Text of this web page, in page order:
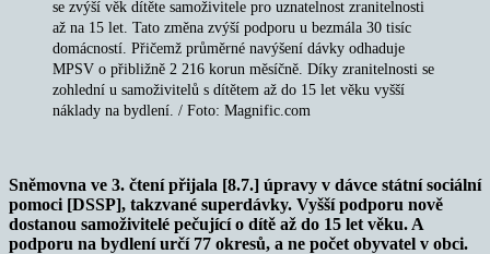
se zvýší věk dítěte samoživitele pro uznatelnost zranitelnosti
až na 15 let. Tato změna zvýší podporu u bezmála 30 tisíc
domácností. Přičemž průměrné navýšení dávky odhaduje
MPSV o přibližně 2 216 korun měsíčně. Díky zranitelnosti se
zohlední u samoživitelů s dítětem až do 15 let věku vyšší
náklady na bydlení. / Foto: Magnific.com
Sněmovna ve 3. čtení přijala [8.7.] úpravy v dávce státní sociální
pomoci [DSSP], takzvané superdávky. Vyšší podporu nově
dostanou samoživitelé pečující o dítě až do 15 let věku. A
podporu na bydlení určí 77 okresů, a ne počet obyvatel v obci.